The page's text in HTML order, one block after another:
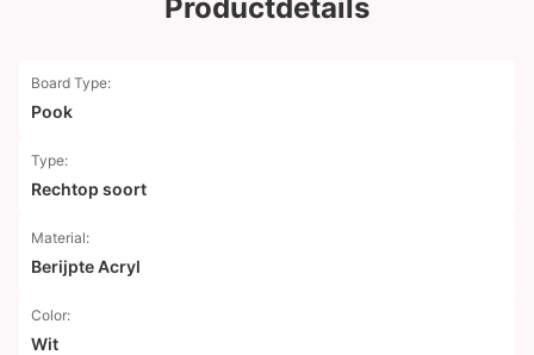
Productdetails
Board Type:
Pook
Type:
Rechtop soort
Material:
Berijpte Acryl
Color:
Wit